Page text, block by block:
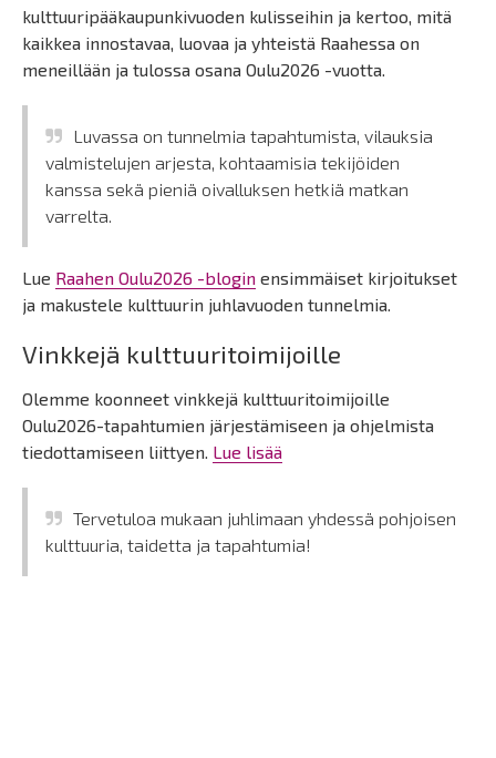
kulttuuripääkaupunkivuoden kulisseihin ja kertoo, mitä
kaikkea innostavaa, luovaa ja yhteistä Raahessa on
meneillään ja tulossa osana Oulu2026 -vuotta.
Luvassa on tunnelmia tapahtumista, vilauksia
valmistelujen arjesta, kohtaamisia tekijöiden
kanssa sekä pieniä oivalluksen hetkiä matkan
varrelta.
Lue Raahen Oulu2026 -blogin ensimmäiset kirjoitukset
ja makustele kulttuurin juhlavuoden tunnelmia.
Vinkkejä kulttuuritoimijoille
Olemme koonneet vinkkejä kulttuuritoimijoille
Oulu2026-tapahtumien järjestämiseen ja ohjelmista
tiedottamiseen liittyen. Lue lisää
Tervetuloa mukaan juhlimaan yhdessä pohjoisen
kulttuuria, taidetta ja tapahtumia!